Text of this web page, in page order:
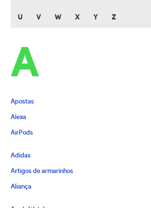
U V W X Y Z
A
Apostas
Alexa
AirPods
Adidas
Artigos de armarinhos
Aliança